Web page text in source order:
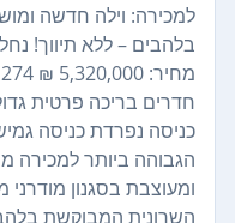
למכירה: וילה חדשה
חדרים בריכה פרטית
כניסה נפרדת כניסה
הגבוהה ביותר למכירה
ומעוצבת בסגנון
השרונית המבוקשת